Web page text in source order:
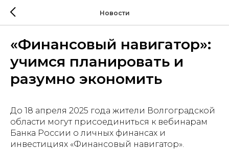
Новости
«Финансовый навигатор»:
учимся планировать и
разумно экономить
До 18 апреля 2025 года жители Волгоградской
области могут присоединиться к вебинарам
Банка России о личных финансах и
инвестициях «Финансовый навигатор».